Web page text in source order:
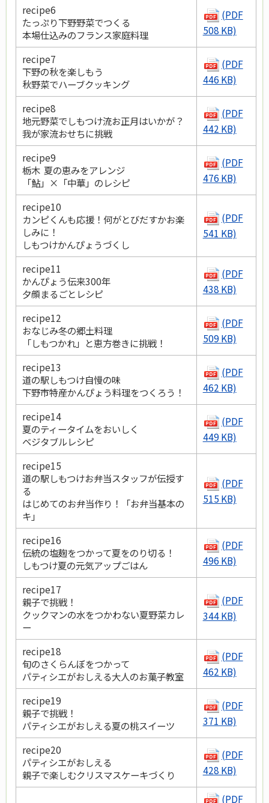
recipe6
たっぷり下野野菜でつくる
本場仕込みのフランス家庭料理
(PDF
508 KB)
recipe7
下野の秋を楽しもう
秋野菜でハーブクッキング
(PDF
446 KB)
recipe8
地元野菜でしもつけ流お正月はいかが？
我が家流おせちに挑戦
(PDF
442 KB)
recipe9
栃木 夏の恵みをアレンジ
「鮎」×「中華」のレシピ
(PDF
476 KB)
recipe10
カンピくんも応援！何がとびだすかお楽
しみに！
しもつけかんぴょうづくし
(PDF
541 KB)
recipe11
かんぴょう伝来300年
夕顔まるごとレシピ
(PDF
438 KB)
recipe12
おなじみ冬の郷土料理
「しもつかれ」と恵方巻きに挑戦！
(PDF
509 KB)
recipe13
道の駅しもつけ自慢の味
下野市特産かんぴょう料理をつくろう！
(PDF
462 KB)
recipe14
夏のティータイムをおいしく
ベジタブルレシピ
(PDF
449 KB)
recipe15
道の駅しもつけお弁当スタッフが伝授す
る
はじめてのお弁当作り！「お弁当基本の
キ」
(PDF
515 KB)
recipe16
伝統の塩麹をつかって夏をのり切る！
しもつけ夏の元気アップごはん
(PDF
496 KB)
recipe17
親子で挑戦！
クックマンの水をつかわない夏野菜カレ
ー
(PDF
344 KB)
recipe18
旬のさくらんぼをつかって
パティシエがおしえる大人のお菓子教室
(PDF
462 KB)
recipe19
親子で挑戦！
パティシエがおしえる夏の桃スイーツ
(PDF
371 KB)
recipe20
パティシエがおしえる
親子で楽しむクリスマスケーキづくり
(PDF
428 KB)
(PDF